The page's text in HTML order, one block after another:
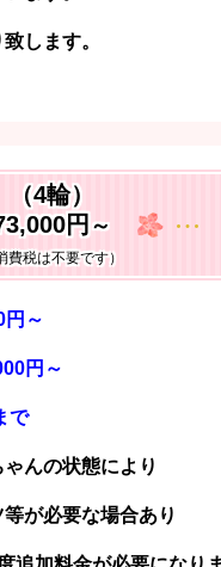
します。
（4輪）
円 ～
費税は不要です）
円～
円 ～
で
んの状態により
が必要な場合あり